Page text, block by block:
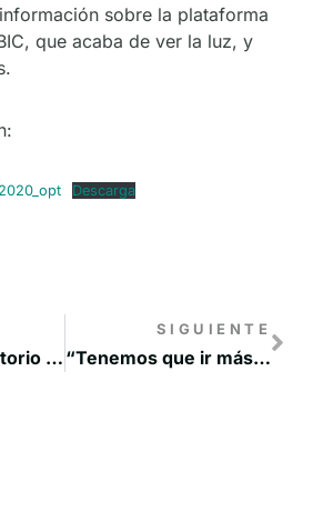
sobre la plataforma
que acaba de ver la luz, y
Descarga
El periodo transitorio hasta la entrada en vigor de la nueva PAC abarcará los años 2021 y 2022
SIGUIENTE
“Tenemos que ir más rápidos en sostenibilidad y transformación digital”